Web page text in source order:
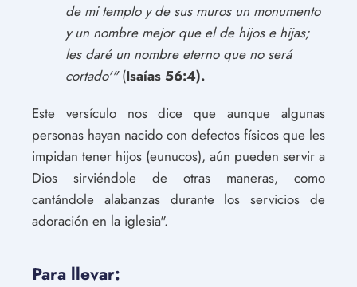
de mi templo y de sus muros un monumento
y un nombre mejor que el de hijos e hijas;
les daré un nombre eterno que no será
cortado'"(Isaías 56:4).
Este versículo nos dice que aunque algunas
personas hayan nacido con defectos físicos que les
impidan tener hijos (eunucos), aún pueden servir a
Dios sirviéndole de otras maneras, como
cantándole alabanzas durante los servicios de
adoración en la iglesia".
Para llevar: